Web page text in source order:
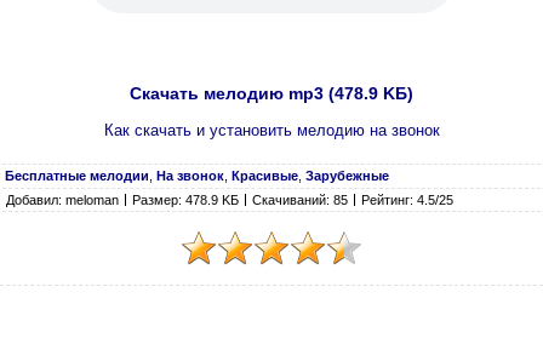
Скачать мелодию mp3 (478.9 KБ)
Как скачать и установить мелодию на звонок
Бесплатные мелодии На звонок Красивые Зарубежные
Добавил: meloman
Размер: 478.9 KБ Скачиваний: 85 Рейтинг: 4.5/25